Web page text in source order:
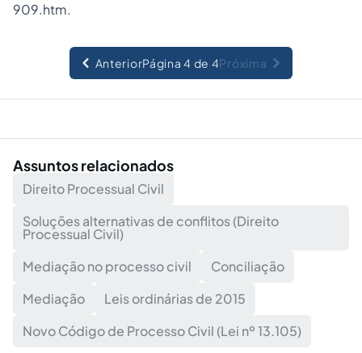
909.htm.
AnteriorPágina 4 de 4Próxima
Assuntos relacionados
Direito Processual Civil
Soluções alternativas de conflitos (Direito
Processual Civil)
Mediação no processo civil
Conciliação
Mediação
Leis ordinárias de 2015
Novo Código de Processo Civil (Lei nº 13.105)